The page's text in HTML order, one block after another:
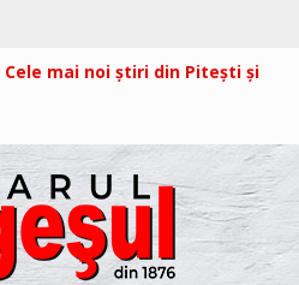
Cele mai noi știri din Pitești și